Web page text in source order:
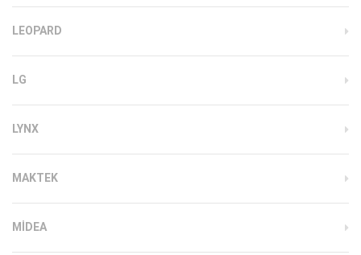
LEOPARD
LG
LYNX
MAKTEK
MIDEA